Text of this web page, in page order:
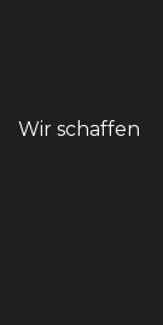
Wir schaffen